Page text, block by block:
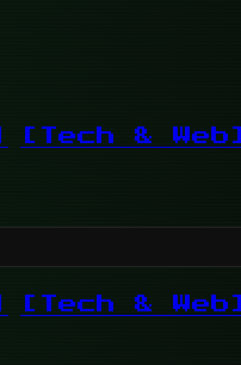
[Tech & Web]
[Tech & Web]